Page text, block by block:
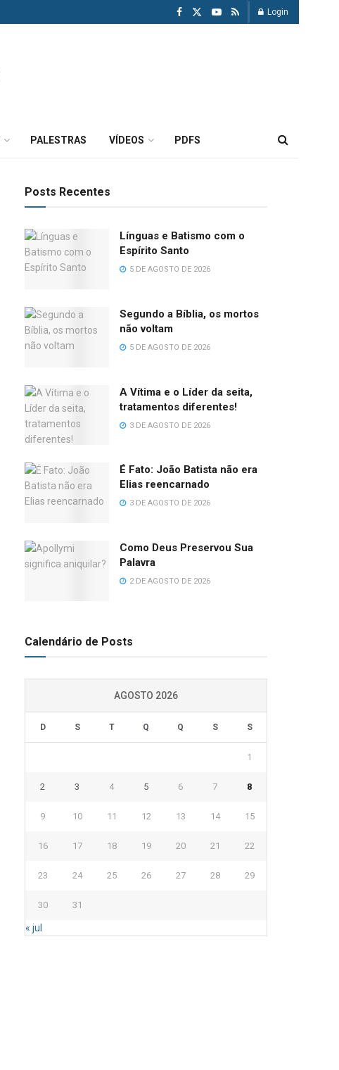
Login
PALESTRAS VÍDEOS PDFS
Posts Recentes
Línguas e Batismo com o
Espírito Santo
5 DE AGOSTO DE 2026
Segundo a Bíblia, os mortos
não voltam
5 DE AGOSTO DE 2026
A Vítima e o Líder da seita,
tratamentos diferentes!
3 DE AGOSTO DE 2026
É Fato: João Batista não era
Elias reencarnado
3 DE AGOSTO DE 2026
Como Deus Preservou Sua
Palavra
2 DE AGOSTO DE 2026
Calendário de Posts
AGOSTO 2026
D S T Q Q S S
1
2 3 4 5 6 7 8
9 10 11 12 13 14 15
16 17 18 19 20 21 22
23 24 25 26 27 28 29
30 31
« jul